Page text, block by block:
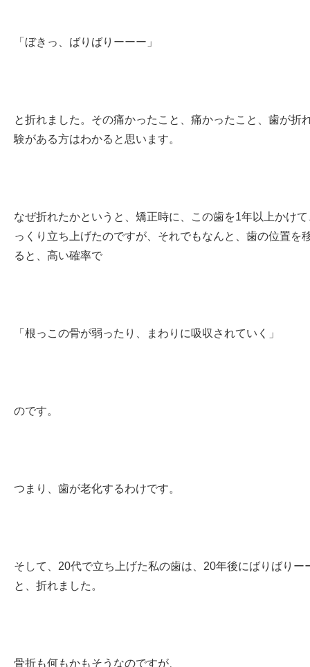
「ぼきっ、ばりばりーーー」
と折れました。その痛かったこと、痛かったこと、歯が折
験がある方はわかると思います。
なぜ折れたかというと、矯正時に、この歯を1年以上かけ
っくり立ち上げたのですが、それでもなんと、歯の位置を
ると、高い確率で
「根っこの骨が弱ったり、まわりに吸収されていく」
のです。
つまり、歯が老化するわけです。
そして、20代で立ち上げた私の歯は、20年後にばりばりー
と、折れました。
骨折も何もかもそうなのですが、